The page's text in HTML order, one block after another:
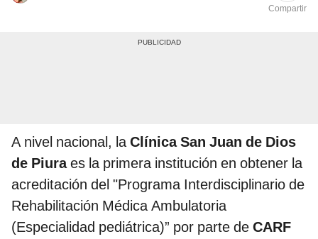
Compartir
A nivel nacional, laClínica San Juan de Dios
de Piuraes la primera institución en obtener la
acreditación del "Programa Interdisciplinario de
Rehabilitación Médica Ambulatoria
(Especialidad pediátrica)” por parte de CARF